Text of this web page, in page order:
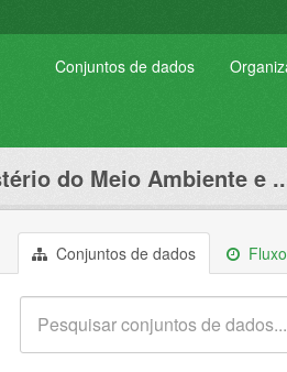
Conjuntos de dados
do Meio Ambiente e
Conjuntos de dados